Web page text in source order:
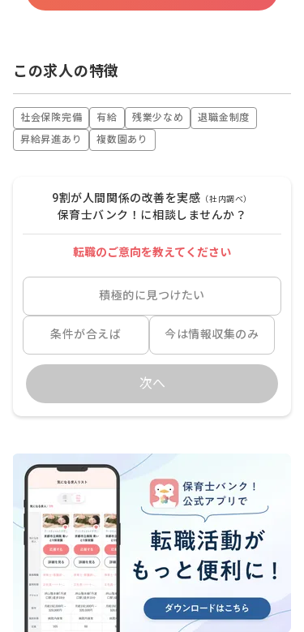
この求人の特徴
社会保険完備 有給 残業少なめ
退職金制度
昇給昇進あり
複数園あり
9割が人間関係の改善を実感 （社内調べ）
保育士バンク！に相談しませんか？
転職のご意向を教えてください
積極的に見つけたい
条件が合えば 今は情報収集のみ
次へ